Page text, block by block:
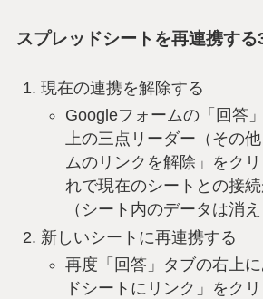
スプレッドシートを再連携す
現在の連携を解除する
Googleフォームの「回答
上の三点リーダー（その
ムのリンクを解除」をク
れで現在のシートとの接
（シート内のデータは消え
新しいシートに再連携する
再度「回答」タブの右上
ドシートにリンク」をク